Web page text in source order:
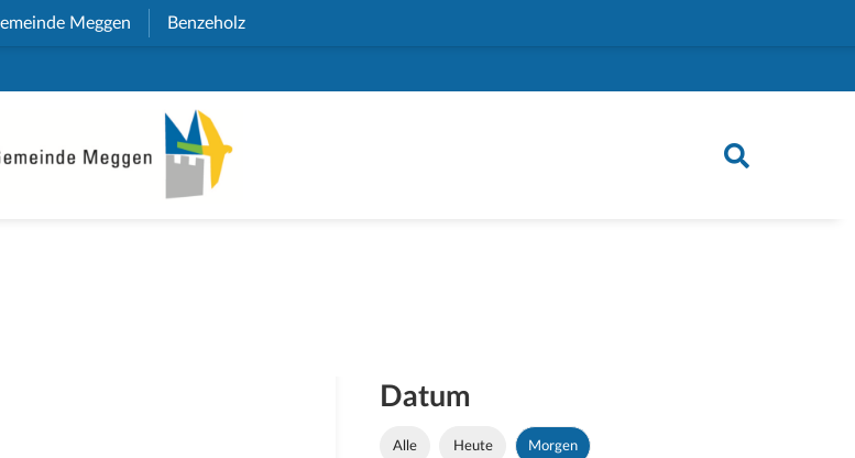
Meggen (External Link)
Benzeholz(External Link)
Datum
Alle Heute Morgen